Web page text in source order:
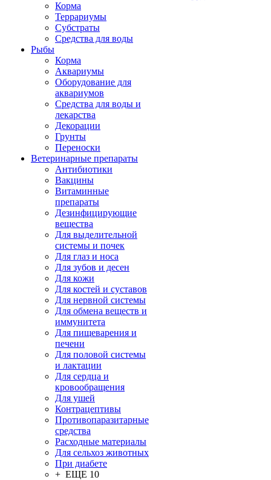
Корма
Террариумы
Субстраты
Средства для воды
Рыбы
Корма
Аквариумы
Оборудование для
аквариумов
Средства для воды и
лекарства
Декорации
Грунты
Переноски
Ветеринарные препараты
Антибиотики
Вакцины
Витаминные
препараты
Дезинфицирующие
вещества
Для выделительной
системы и почек
Для глаз и носа
Для зубов и десен
Для кожи
Для костей и суставов
Для нервной системы
Для обмена веществ и
иммунитета
Для пищеварения и
печени
Для половой системы
и лактации
Для сердца и
кровообращения
Для ушей
Контрацептивы
Противопаразитарные
средства
Расходные материалы
Для сельхоз животных
При диабете
+ ЕЩЕ 10